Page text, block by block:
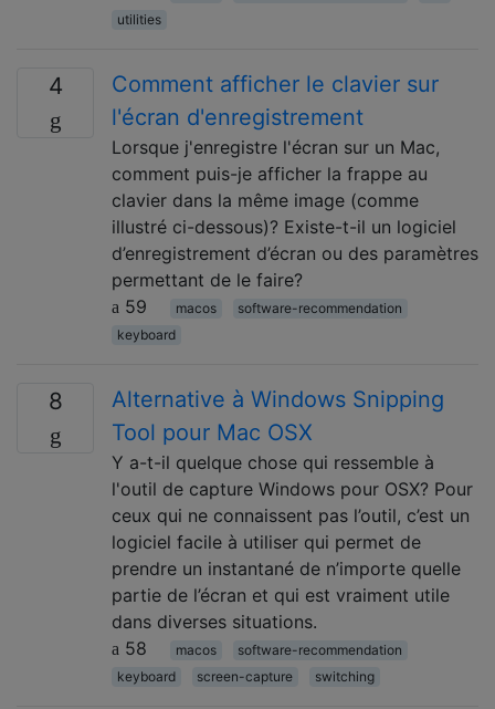
utilities
4
Comment afficher le clavier sur
l'écran d'enregistrement
Lorsque j'enregistre l'écran sur un Mac,
comment puis-je afficher la frappe au
clavier dans la même image (comme
illustré ci-dessous)? Existe-t-il un logiciel
d’enregistrement d’écran ou des paramètres
permettant de le faire?
59
macos
software-recommendation
keyboard
8
Alternative à Windows Snipping
Tool pour Mac OSX
Y a-t-il quelque chose qui ressemble à
l'outil de capture Windows pour OSX? Pour
ceux qui ne connaissent pas l’outil, c’est un
logiciel facile à utiliser qui permet de
prendre un instantané de n’importe quelle
partie de l’écran et qui est vraiment utile
dans diverses situations.
58
macos
software-recommendation
keyboard
screen-capture switching